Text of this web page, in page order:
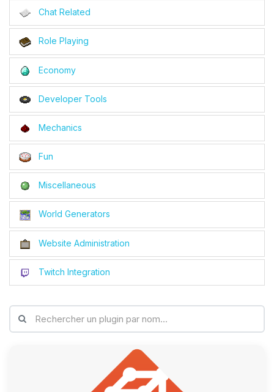
Chat Related
Role Playing
Economy
Developer Tools
Mechanics
Fun
Miscellaneous
World Generators
Website Administration
Twitch Integration